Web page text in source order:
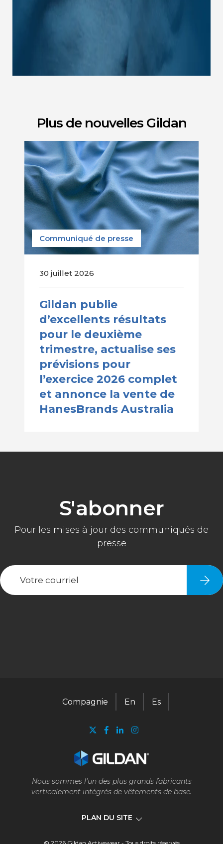
Plus de nouvelles Gildan
Communiqué de presse
30 juillet 2026
Gildan publie
d’excellents résultats
pour le deuxième
trimestre, actualise ses
prévisions pour
l’exercice 2026 complet
et annonce la vente de
HanesBrands Australia
Nous sommes l'un des plus grands fabricants
verticalement intégrés de vêtements de base.
PLAN DU SITE
Compagnie En Es
© 2026 Gildan Activewear - Tous droits réservés